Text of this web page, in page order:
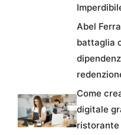
Abel
battaglia
Come
digitale
ristorante